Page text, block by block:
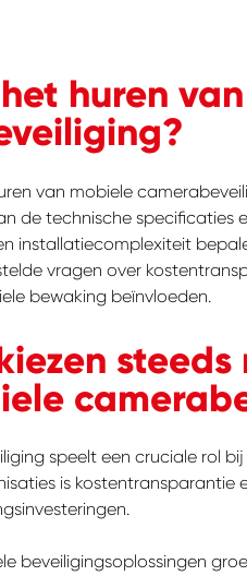
huren
van mobiele
de technische specificaties
installatiecomplexiteit
vragen over
bewaking beïnvloeden.
speelt een cruciale rol
is kostentransparantie
beveiligingsoplossingen